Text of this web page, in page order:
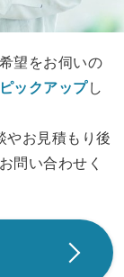
望をお伺いの
ックアップし
やお見積もり後
問い合わせく